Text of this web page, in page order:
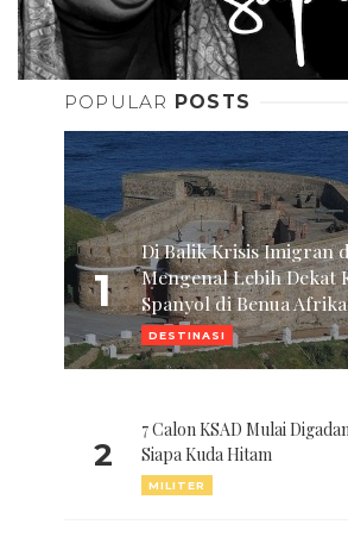
POPULAR POSTS
1
Di Balik Krisis Imigran
Mengenal Lebih Dekat
Spanyol di Benua Afrika
DESTINASI
2
7 Calon KSAD Mulai
Siapa Kuda Hitam
MILITER